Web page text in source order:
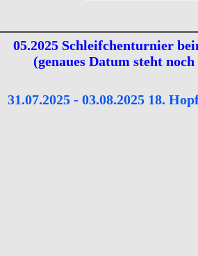
05.2025 Schleifchenturnier
(genaues Datum steht
31.07.2025 - 03.08.2025 18.